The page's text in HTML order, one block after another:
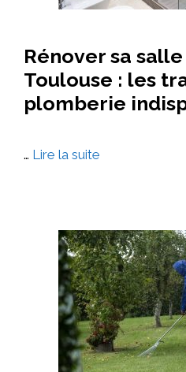
Rénover sa
Toulouse : les
plomberie
… Lire la suite